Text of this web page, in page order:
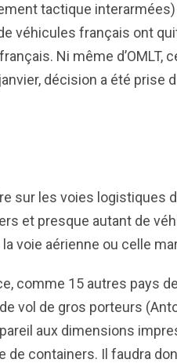
tactique
véhicules français ont
Ni même d’OMLT,
décision a été prise
sur les voies logistiques
et presque autant de
voie aérienne ou celle
comme 15 autres pays
vol de gros porteurs
aux dimensions
de containers. Il faudra